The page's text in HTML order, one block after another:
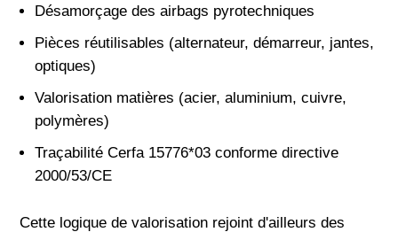
Désamorçage des airbags pyrotechniques
Pièces réutilisables (alternateur, démarreur, jantes,
optiques)
Valorisation matières (acier, aluminium, cuivre,
polymères)
Traçabilité Cerfa 15776*03 conforme directive
2000/53/CE
Cette logique de valorisation rejoint d'ailleurs des